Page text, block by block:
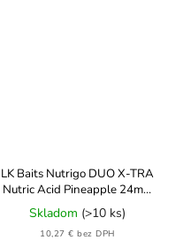
LK Baits Nutrigo DUO X-TRA
Nutric Acid Pineapple 24mm
250ml
Skladom (>10 ks)
10,27 € bez DPH